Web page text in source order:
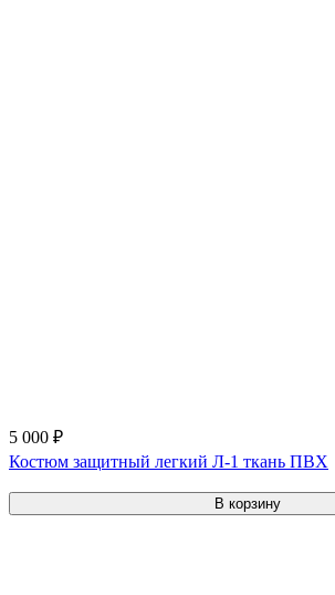
5 000 ₽
Костюм защитный легкий Л-1 ткань ПВХ
В корзину